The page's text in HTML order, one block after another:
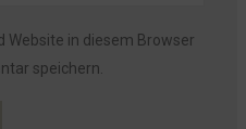
Website in diesem Browser
speichern.